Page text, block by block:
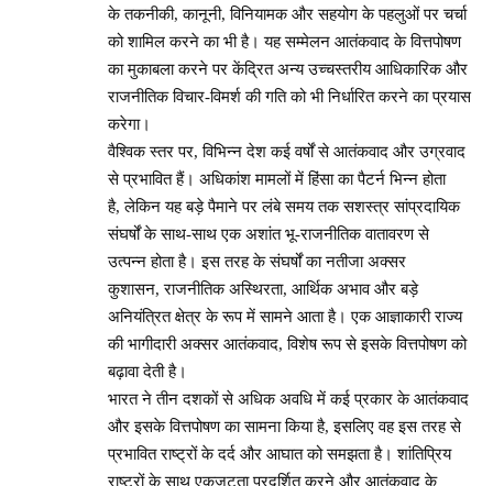
के तकनीकी, कानूनी, विनियामक और सहयोग के पहलुओं पर चर्चा
को शामिल करने का भी है। यह सम्मेलन आतंकवाद के वित्तपोषण
का मुकाबला करने पर केंद्रित अन्य उच्चस्तरीय आधिकारिक और
राजनीतिक विचार-विमर्श की गति को भी निर्धारित करने का प्रयास
करेगा।
वैश्विक स्तर पर, विभिन्न देश कई वर्षों से आतंकवाद और उग्रवाद
से प्रभावित हैं। अधिकांश मामलों में हिंसा का पैटर्न भिन्न होता
है, लेकिन यह बड़े पैमाने पर लंबे समय तक सशस्त्र सांप्रदायिक
संघर्षों के साथ-साथ एक अशांत भू-राजनीतिक वातावरण से
उत्पन्न होता है। इस तरह के संघर्षों का नतीजा अक्सर
कुशासन, राजनीतिक अस्थिरता, आर्थिक अभाव और बड़े
अनियंत्रित क्षेत्र के रूप में सामने आता है। एक आज्ञाकारी राज्य
की भागीदारी अक्सर आतंकवाद, विशेष रूप से इसके वित्तपोषण को
बढ़ावा देती है।
भारत ने तीन दशकों से अधिक अवधि में कई प्रकार के आतंकवाद
और इसके वित्तपोषण का सामना किया है, इसलिए वह इस तरह से
प्रभावित राष्ट्रों के दर्द और आघात को समझता है। शांतिप्रिय
राष्ट्रों के साथ एकजुटता प्रदर्शित करने और आतंकवाद के